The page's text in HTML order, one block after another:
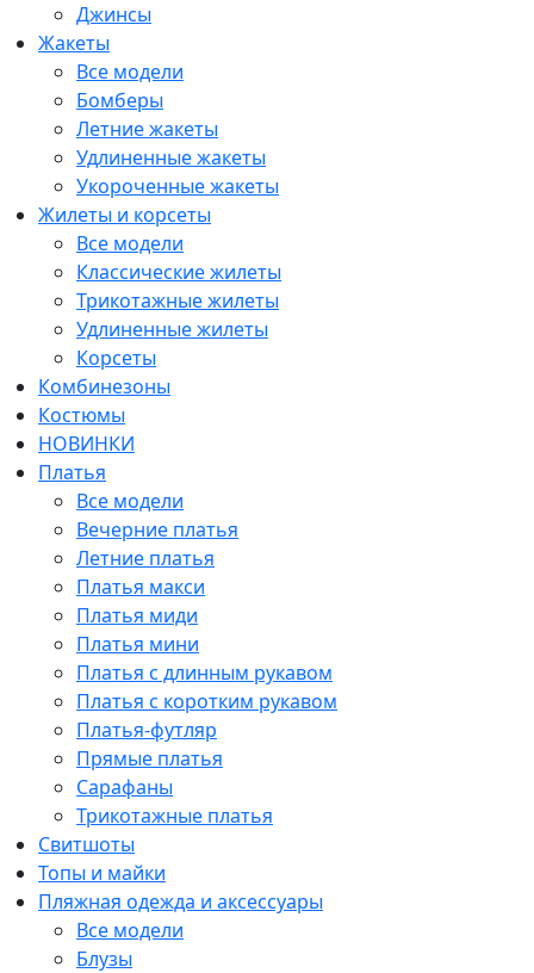
Джинсы
Жакеты
Все модели
Бомберы
Летние жакеты
Удлиненные жакеты
Укороченные жакеты
Жилеты и корсеты
Все модели
Классические жилеты
Трикотажные жилеты
Удлиненные жилеты
Корсеты
Комбинезоны
Костюмы
НОВИНКИ
Платья
Все модели
Вечерние платья
Летние платья
Платья макси
Платья миди
Платья мини
Платья с длинным рукавом
Платья с коротким рукавом
Платья-футляр
Прямые платья
Сарафаны
Трикотажные платья
Свитшоты
Топы и майки
Пляжная одежда и аксессуары
Все модели
Блузы